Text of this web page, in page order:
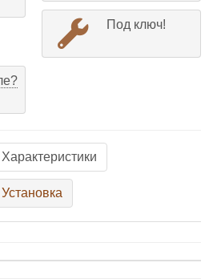
Под ключ!
Характеристики
Установка